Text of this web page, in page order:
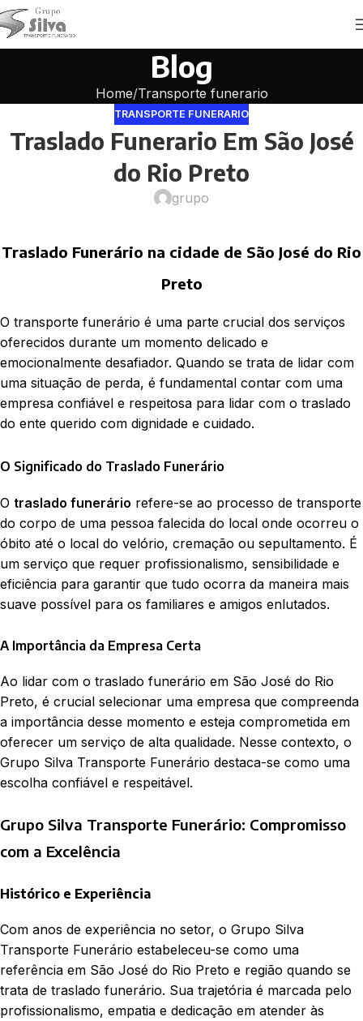
Blog
Home Transporte funerario
TRANSPORTE FUNERARIO
Traslado Funerario Em São José
do Rio Preto
grupo
Traslado Funerário na cidade de São José do Rio
Preto
O transporte funerário é uma parte crucial dos serviços
oferecidos durante um momento delicado e
emocionalmente desafiador. Quando se trata de lidar com
uma situação de perda, é fundamental contar com uma
empresa confiável e respeitosa para lidar com o traslado
do ente querido com dignidade e cuidado.
O Significado do Traslado Funerário
O traslado funerário refere-se ao processo de transporte
do corpo de uma pessoa falecida do local onde ocorreu o
óbito até o local do velório, cremação ou sepultamento. É
um serviço que requer profissionalismo, sensibilidade e
eficiência para garantir que tudo ocorra da maneira mais
suave possível para os familiares e amigos enlutados.
A Importância da Empresa Certa
Ao lidar com o traslado funerário em São José do Rio
Preto, é crucial selecionar uma empresa que compreenda
a importância desse momento e esteja comprometida em
oferecer um serviço de alta qualidade. Nesse contexto, o
Grupo Silva Transporte Funerário destaca-se como uma
escolha confiável e respeitável.
Grupo Silva Transporte Funerário: Compromisso
com a Excelência
Histórico e Experiência
Com anos de experiência no setor, o Grupo Silva
Transporte Funerário estabeleceu-se como uma
referência em São José do Rio Preto e região quando se
trata de traslado funerário. Sua trajetória é marcada pelo
profissionalismo, empatia e dedicação em atender às